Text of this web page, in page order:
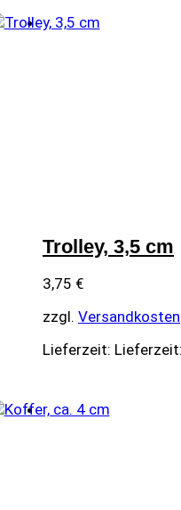
Trolley, 3,5 cm
3,75 €
zzgl. Versandkosten
Lieferzeit: